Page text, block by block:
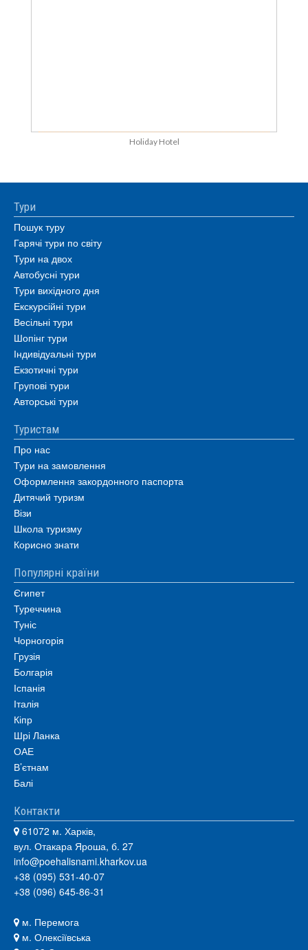
Holiday Hotel
Тури
Пошук туру
Гарячі тури по світу
Тури на двох
Автобусні тури
Тури вихідного дня
Екскурсійні тури
Весільні тури
Шопінг тури
Індивідуальні тури
Екзотичні тури
Групові тури
Авторські тури
Туристам
Про нас
Тури на замовлення
Оформлення закордонного паспорта
Дитячий туризм
Візи
Школа туризму
Корисно знати
Популярні країни
Єгипет
Туреччина
Туніс
Чорногорія
Грузія
Болгарія
Іспанія
Італія
Кіпр
Шрі Ланка
ОАЕ
В’єтнам
Балі
Контакти
61072 м. Харків,
вул. Отакара Яроша, б. 27
info@poehalisnami.kharkov.ua
+38 (095) 531-40-07
+38 (096) 645-86-31
м. Перемога
м. Олексіївська